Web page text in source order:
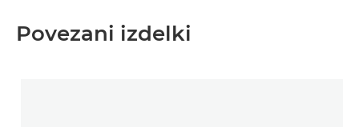
Povezani izdelki